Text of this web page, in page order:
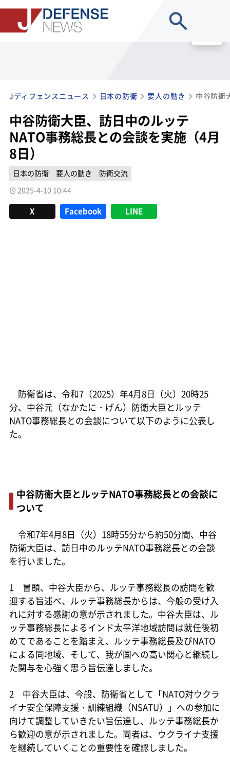
Jディフェンスニュース 日本の防衛 要人の動き
中谷防衛大臣、訪日中のルッテ
NATO事務総長との会談を実施（4月
8日）
日本の防衛 要人の動き
防衛交流
2025-4-10 10:44
X Facebook LINE
防衛省は、令和7（2025）年4月8日（火）20時25
分、中谷元（なかたに・げん）防衛大臣とルッテ
NATO事務総長との会談について以下のように公表し
た。
中谷防衛大臣とルッテNATO事務総長との会談に
ついて
令和7年4月8日（火）18時55分から約50分間、中谷
防衛大臣は、訪日中のルッテNATO事務総長との会談
を行いました。
1 冒頭、中谷大臣から、ルッテ事務総長の訪問を歓
迎する旨述べ、ルッテ事務総長からは、今般の受け入
れに対する感謝の意が示されました。中谷大臣は、ル
ッテ事務総長によるインド太平洋地域訪問は就任後初
めてであることを踏まえ、ルッテ事務総長及びNATO
による同地域、そして、我が国への高い関心と継続し
た関与を心強く思う旨伝達しました。
2 中谷大臣は、今般、防衛省として「NATO対ウクラ
イナ安全保障支援・訓練組織（NSATU）」への参加に
向けて調整していきたい旨伝達し、ルッテ事務総長か
ら歓迎の意が示されました。両者は、ウクライナ支援
を継続していくことの重要性を確認しました。